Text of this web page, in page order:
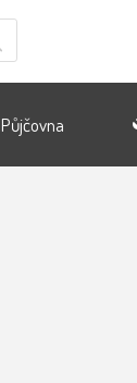
Půjčovna